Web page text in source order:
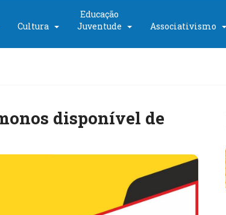
Cultura
Educação
Juventude
Associativismo
disponível de